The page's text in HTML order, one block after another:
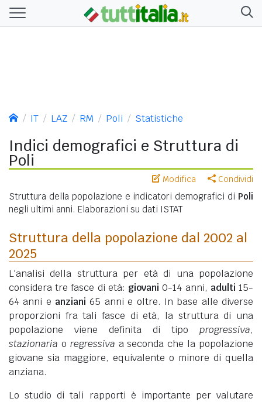
IT LAZ RM Poli Statistiche
Indici demografici e Struttura di
Poli
Modifica Condividi
Struttura della popolazione e indicatori demografici di Poli
negli ultimi anni. Elaborazioni su dati ISTAT
Struttura della popolazione dal 2002 al
2025
L'analisi della struttura per età di una popolazione
considera tre fasce di età: giovani 0-14 anni, adulti 15-
64 anni e anziani 65 anni e oltre. In base alle diverse
proporzioni fra tali fasce di età, la struttura di una
popolazione viene definita di tipo progressiva,
stazionaria o regressiva a seconda che la popolazione
giovane sia maggiore, equivalente o minore di quella
anziana.
Lo studio di tali rapporti è importante per valutare